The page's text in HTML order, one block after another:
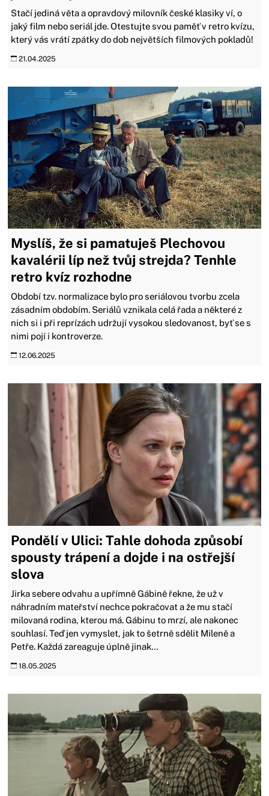
Stačí jediná věta a opravdový milovník české klasiky ví, o
jaký film nebo seriál jde. Otestujte svou paměť v retro kvízu,
který vás vrátí zpátky do dob největších filmových pokladů!
21.04.2025
Myslíš, že si pamatuješ Plechovou
kavalérii líp než tvůj strejda? Tenhle
retro kvíz rozhodne
Období tzv. normalizace bylo pro seriálovou tvorbu zcela
zásadním obdobím. Seriálů vznikala celá řada a některé z
nich si i při reprízách udržují vysokou sledovanost, byť se s
nimi pojí i kontroverze.
12.06.2025
Pondělí v Ulici: Tahle dohoda způsobí
spousty trápení a dojde i na ostřejší
slova
Jirka sebere odvahu a upřímně Gábině řekne, že už v
náhradním mateřství nechce pokračovat a že mu stačí
milovaná rodina, kterou má. Gábinu to mrzí, ale nakonec
souhlasí. Teď jen vymyslet, jak to šetrně sdělit Mileně a
Petře. Každá zareaguje úplně jinak…
18.05.2025